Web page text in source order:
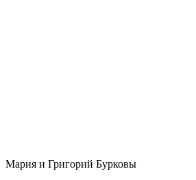
Мария и Григорий Бурковы